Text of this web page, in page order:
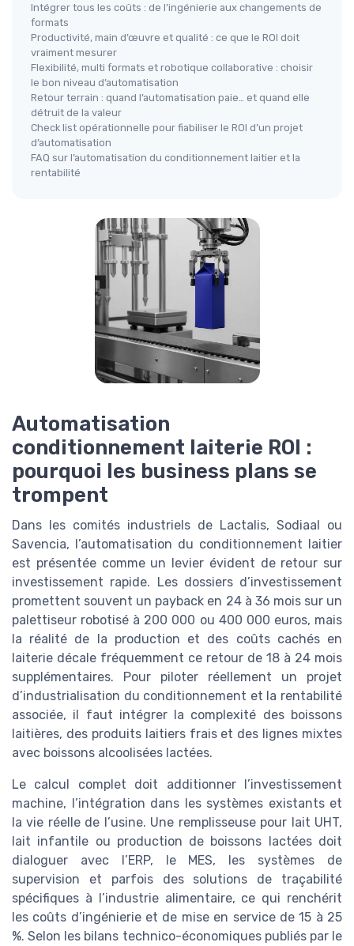
Intégrer tous les coûts : de l’ingénierie aux changements de
formats
Productivité, main d’œuvre et qualité : ce que le ROI doit
vraiment mesurer
Flexibilité, multi formats et robotique collaborative : choisir
le bon niveau d’automatisation
Retour terrain : quand l’automatisation paie… et quand elle
détruit de la valeur
Check list opérationnelle pour fiabiliser le ROI d’un projet
d’automatisation
FAQ sur l’automatisation du conditionnement laitier et la
rentabilité
Automatisation
conditionnement laiterie ROI :
pourquoi les business plans se
trompent
Dans les comités industriels de Lactalis, Sodiaal ou
Savencia, l’automatisation du conditionnement laitier
est présentée comme un levier évident de retour sur
investissement rapide. Les dossiers d’investissement
promettent souvent un payback en 24 à 36 mois sur un
palettiseur robotisé à 200 000 ou 400 000 euros, mais
la réalité de la production et des coûts cachés en
laiterie décale fréquemment ce retour de 18 à 24 mois
supplémentaires. Pour piloter réellement un projet
d’industrialisation du conditionnement et la rentabilité
associée, il faut intégrer la complexité des boissons
laitières, des produits laitiers frais et des lignes mixtes
avec boissons alcoolisées lactées.
Le calcul complet doit additionner l’investissement
machine, l’intégration dans les systèmes existants et
la vie réelle de l’usine. Une remplisseuse pour lait UHT,
lait infantile ou production de boissons lactées doit
dialoguer avec l’ERP, le MES, les systèmes de
supervision et parfois des solutions de traçabilité
spécifiques à l’industrie alimentaire, ce qui renchérit
les coûts d’ingénierie et de mise en service de 15 à 25
%. Selon les bilans technico-économiques publiés par le